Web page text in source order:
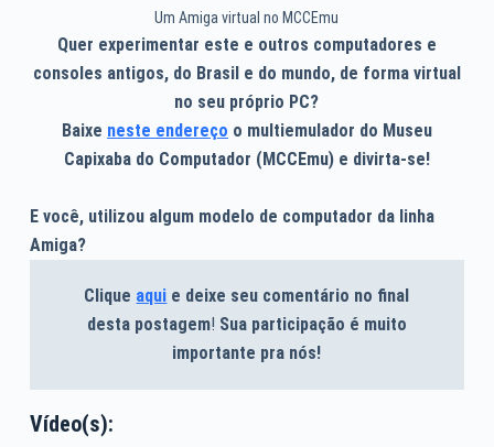
Um Amiga virtual no MCCEmu
Quer experimentar este e outros computadores e
consoles antigos, do Brasil e do mundo, de forma virtual
no seu próprio PC?
Baixe neste endereço o multiemulador do Museu
Capixaba do Computador (MCCEmu) e divirta-se!
E você, utilizou algum modelo de computador da linha
Amiga?
Clique aqui e deixe seu comentário no final
desta postagem! Sua participação é muito
importante pra nós!
Vídeo(s):